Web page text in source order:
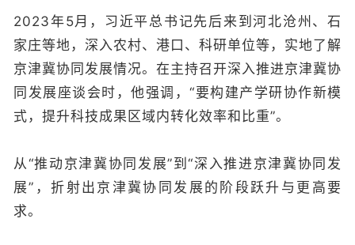
2023年5月，习近平总书记先后来到河北沧州、石
家庄等地，深入农村、港口、科研单位等，实地了解
京津冀协同发展情况。在主持召开深入推进京津冀协
同发展座谈会时，他强调，“要构建产学研协作新模
式，提升科技成果区域内转化效率和比重”。
从“推动京津冀协同发展”到“深入推进京津冀协同发
展”，折射出京津冀协同发展的阶段跃升与更高要
求。